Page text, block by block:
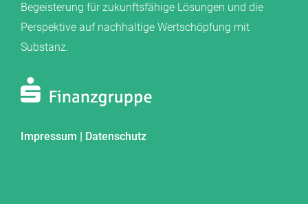
Begeisterung für zukunftsfähige Lösungen und die
Perspektive auf nachhaltige Wertschöpfung mit
Substanz.
Impressum Datenschutz